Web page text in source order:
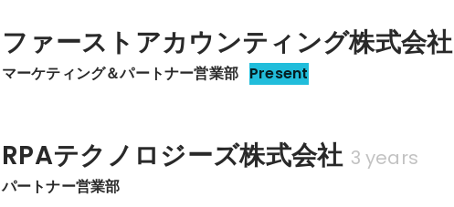
ファーストアカウンティング株式会社
マーケティング＆パートナー営業部 Present
RPAテクノロジーズ株式会社 3 years
パートナー営業部